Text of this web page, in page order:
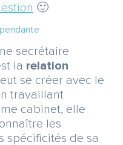
🙂
secrétaire
la relation
se créer avec le
travaillant
cabinet, elle
les
spécificités de sa